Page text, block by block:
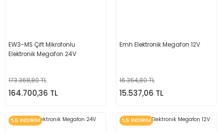
EW3-MS Çift Mikrofonlu
Elektronik Megafon 24V
173.368,80 TL
164.700,36 TL
Emh Elektronik Megafon 12V
16.354,80 TL
15.537,06 TL
%5 İNDİRİM %5 İNDİRİM